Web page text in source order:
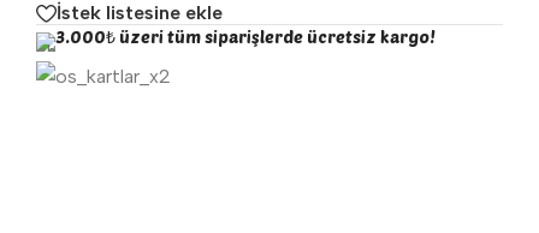
İstek listesine ekle
3.000₺ üzeri tüm siparişlerde ücretsiz kargo!